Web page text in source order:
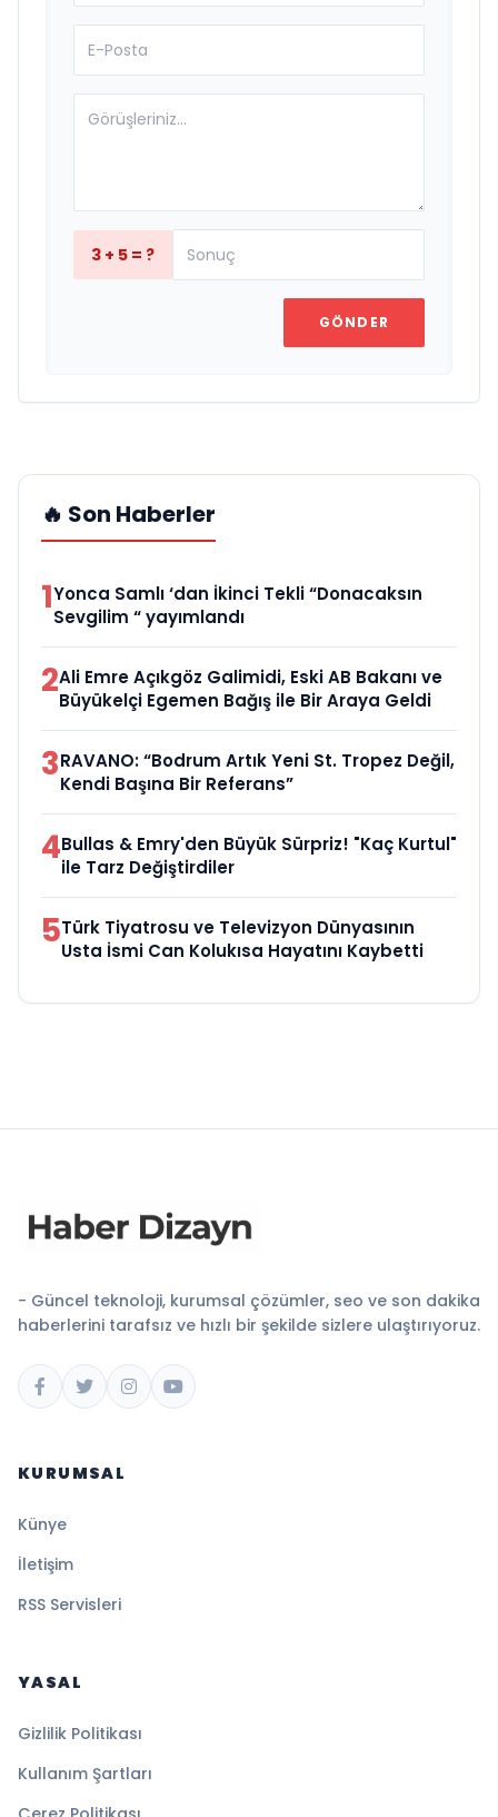
3 + 5 = ?
GÖNDER
🔥 Son Haberler
1Yonca Samlı ‘dan İkinci Tekli “Donacaksın
Sevgilim “ yayımlandı
2Ali Emre Açıkgöz Galimidi, Eski AB Bakanı ve
Büyükelçi Egemen Bağış ile Bir Araya Geldi
3RAVANO: “Bodrum Artık Yeni St. Tropez Değil,
Kendi Başına Bir Referans”
4Bullas & Emry'den Büyük Sürpriz! "Kaç Kurtul"
ile Tarz Değiştirdiler
5Türk Tiyatrosu ve Televizyon Dünyasının
Usta İsmi Can Kolukısa Hayatını Kaybetti
- Güncel teknoloji, kurumsal çözümler, seo ve son dakika
haberlerini tarafsız ve hızlı bir şekilde sizlere ulaştırıyoruz.
KURUMSAL
Künye
İletişim
RSS Servisleri
YASAL
Gizlilik Politikası
Kullanım Şartları